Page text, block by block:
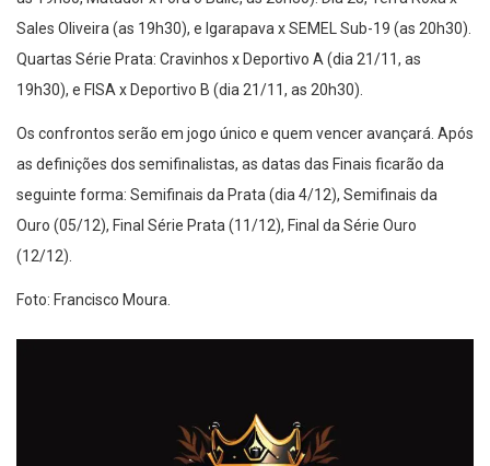
as 19h30, Matador x Fora o Baile, as 20h30). Dia 28, Terra Roxa x
Sales Oliveira (as 19h30), e Igarapava x SEMEL Sub-19 (as 20h30).
Quartas Série Prata: Cravinhos x Deportivo A (dia 21/11, as
19h30), e FISA x Deportivo B (dia 21/11, as 20h30).
Os confrontos serão em jogo único e quem vencer avançará. Após
as definições dos semifinalistas, as datas das Finais ficarão da
seguinte forma: Semifinais da Prata (dia 4/12), Semifinais da
Ouro (05/12), Final Série Prata (11/12), Final da Série Ouro
(12/12).
Foto: Francisco Moura.